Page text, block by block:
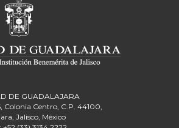
DE GUADALAJARA
Colonia Centro, C.P. 44100,
Jalisco, México